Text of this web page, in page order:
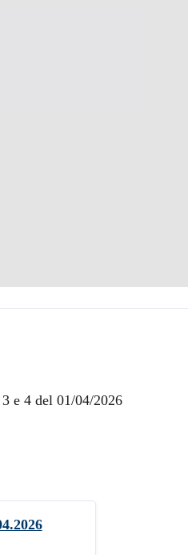
e 4 del 01/04/2026